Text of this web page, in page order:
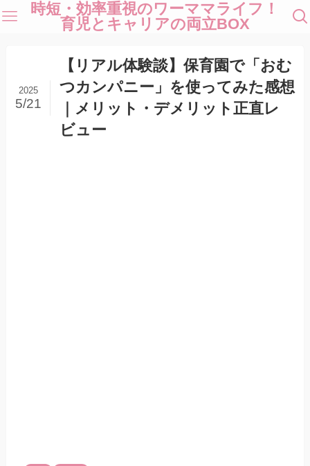
時短・効率重視のワーママライフ！
育児とキャリアの両立BOX
【リアル体験談】保育園で「おむ
つカンパニー」を使ってみた感想
｜メリット・デメリット正直レ
ビュー
2025
5/21